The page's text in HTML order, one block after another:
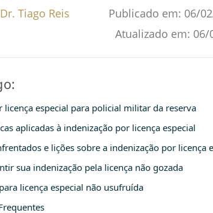
Dr. Tiago Reis Publicado em: 06/
Atualizado em: 06/
licença especial para policial militar da reserva
aplicadas à indenização por licença especial
e lições sobre a indenização por licença
sua indenização pela licença não gozada
licença especial não usufruída